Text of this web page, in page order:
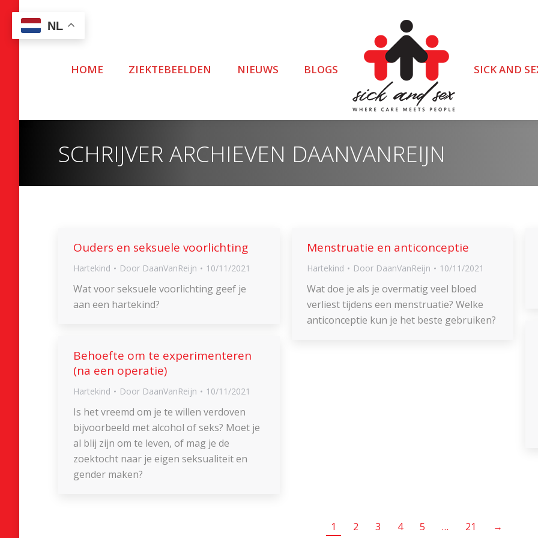
HOME ZIEKTEBEELDEN NIEUWS BLOGS SICK AND
SCHRIJVER ARCHIEVEN DAANVANREIJN
Ouders en seksuele voorlichting
Hartekind Door DaanVanReijn 10/11/2021
Wat voor seksuele voorlichting geef je
aan een hartekind?
Menstruatie en anticonceptie
Hartekind Door DaanVanReijn 10/11/2021
Wat doe je als je overmatig veel bloed
verliest tijdens een menstruatie? Welke
anticonceptie kun je het beste gebruiken?
Behoefte om te experimenteren
(na een operatie)
Hartekind Door DaanVanReijn 10/11/2021
Is het vreemd om je te willen verdoven
bijvoorbeeld met alcohol of seks? Moet je
al blij zijn om te leven, of mag je de
zoektocht naar je eigen seksualiteit en
gender maken?
1 2 3 4 5 … 21 →
NL